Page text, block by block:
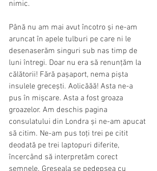
nimic.
Până nu am mai avut încotro și ne-am
aruncat în apele tulburi pe care ni le
desenaserăm singuri sub nas timp de
luni întregi. Doar nu era să renunțăm la
călătorii! Fără pașaport, nema pișta
insulele grecești. Aolicăăă! Asta ne-a
pus în mișcare. Asta a fost groaza
groazelor. Am deschis pagina
consulatului din Londra și ne-am apucat
să citim. Ne-am pus toți trei pe citit
deodată pe trei laptopuri diferite,
încercând să interpretăm corect
semnele. Greșeala se pedepsea cu